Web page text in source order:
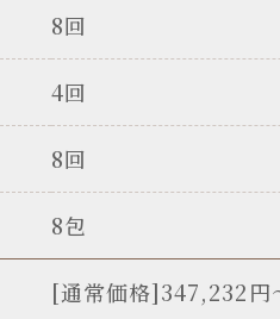
8回
4回
8回
8包
[通常価格]347,232円